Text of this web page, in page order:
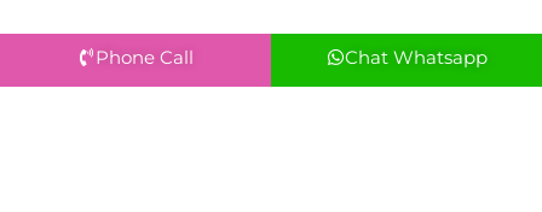
Phone Call Chat Whatsapp